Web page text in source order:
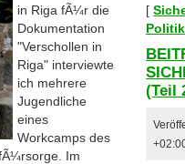
in Riga fÃ¼r die
Dokumentation
"Verschollen in
Riga" interviewte
ich mehrere
Jugendliche
eines
Workcamps des
Im
[
(Teil